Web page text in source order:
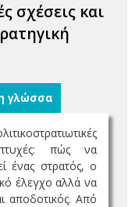
σχέσεις και
γλώσσα
πώς να
ένας στρατός, ο
έλεγχο αλλά να
αποδοτικός. Από